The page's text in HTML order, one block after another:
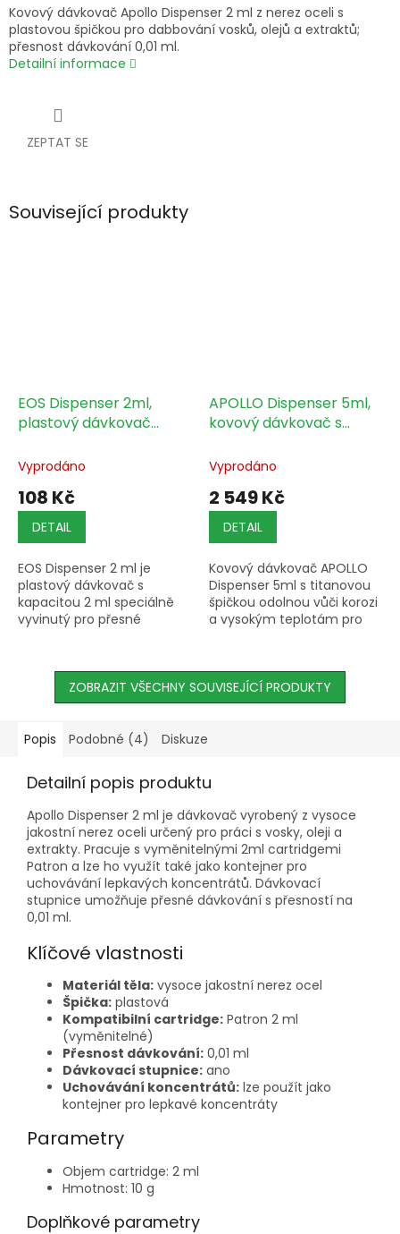
Kovový dávkovač Apollo Dispenser 2 ml z nerez oceli s
plastovou špičkou pro dabbování vosků, olejů a extraktů;
přesnost dávkování 0,01 ml.
Detailní informace
ZEPTAT SE
Související produkty
EOS Dispenser 2ml,
plastový dávkovač
Vyprodáno
108 Kč
DETAIL
EOS Dispenser 2 ml je
plastový dávkovač s
kapacitou 2 ml speciálně
vyvinutý pro přesné
viskozity.
APOLLO Dispenser 5ml,
kovový dávkovač s
Vyprodáno
2 549 Kč
DETAIL
Kovový dávkovač APOLLO
Dispenser 5ml s titanovou
špičkou odolnou vůči korozi
a vysokým teplotám pro
ZOBRAZIT VŠECHNY SOUVISEJÍCÍ PRODUKTY
Popis Podobné (4) Diskuze
Detailní popis produktu
Apollo Dispenser 2 ml je dávkovač vyrobený z vysoce
jakostní nerez oceli určený pro práci s vosky, oleji a
extrakty. Pracuje s vyměnitelnými 2ml cartridgemi
Patron a lze ho využít také jako kontejner pro
uchovávání lepkavých koncentrátů. Dávkovací
stupnice umožňuje přesné dávkování s přesností na
0,01 ml.
Klíčové vlastnosti
Materiál těla: vysoce jakostní nerez ocel
Špička: plastová
Kompatibilní cartridge: Patron 2 ml
(vyměnitelné)
Přesnost dávkování: 0,01 ml
Dávkovací stupnice: ano
Uchovávání koncentrátů: lze použít jako
kontejner pro lepkavé koncentráty
Parametry
Objem cartridge: 2 ml
Hmotnost: 10 g
Doplňkové parametry